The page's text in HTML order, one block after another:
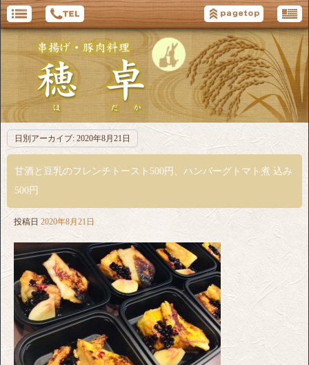
日別アーカイブ: 2020年8月21日
甘酒と豆乳のフレンチトースト500円、ハンバーグトマト煮 込み
500円
投稿日 2020年8月21日